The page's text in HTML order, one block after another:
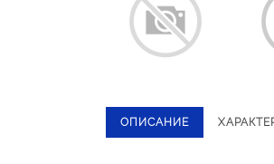
ОПИСАНИЕ